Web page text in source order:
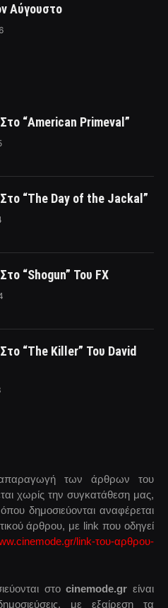
Αύγουστο
“American Primeval”
Στο “The Day of the Jackal”
“Shogun” Του FX
“The Killer” Του David
των άρθρων του
χωρίς την συγκατάθεση μας,
δημοσιεύονται αναφέρεται
άρθρου, με link που οδηγεί
link-του-αρθρου-
στοcinemode.gr είναι
με εξαίρεση τα